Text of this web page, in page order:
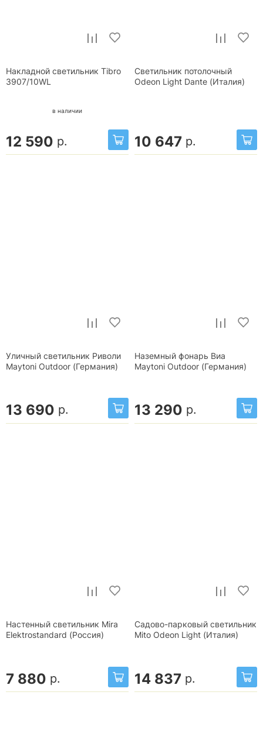
Накладной светильник Tibro
3907/10WL
в наличии
12 590 р.
Светильник потолочный
Odeon Light Dante (Италия)
10 647 р.
Уличный светильник Риволи
Maytoni Outdoor (Германия)
13 690 р.
Наземный фонарь Виа
Maytoni Outdoor (Германия)
13 290 р.
Настенный светильник Mira
Elektrostandard (Россия)
7 880 р.
Садово-парковый светильник
Mito Odeon Light (Италия)
14 837 р.